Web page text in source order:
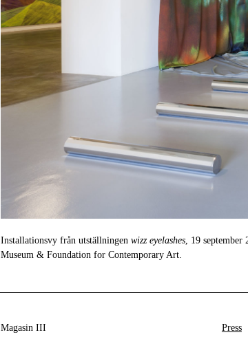
Installationsvy från utställningen wizz eyelashes, 19
Museum & Foundation for Contemporary Art.
Magasin III Press